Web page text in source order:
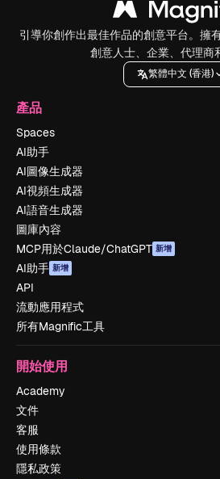
引導你創作出最佳作品的創意平台。擁
創意人士、企業、代理商
繁體中文 (香港)
產品
Spaces
AI助手
AI圖像生成器
AI視頻生成器
AI語音生成器
圖庫內容
MCP用於Claude/ChatGPT 新增
AI助手 新增
API
流動應用程式
所有Magnific工具
開始使用
Academy
文件
客服
使用條款
隱私政策